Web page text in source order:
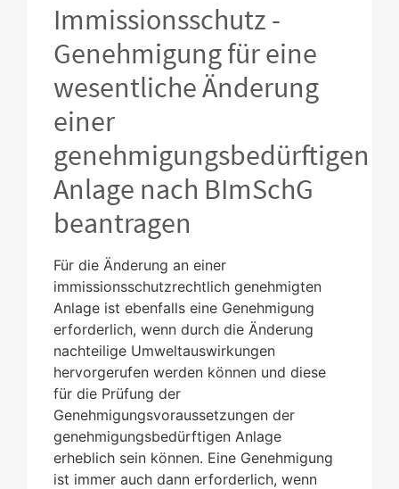
Immissionsschutz -
Genehmigung für eine
wesentliche Änderung
einer
genehmigungsbedürftigen
Anlage nach BImSchG
beantragen
Für die Änderung an einer
immissionsschutzrechtlich genehmigten
Anlage ist ebenfalls eine Genehmigung
erforderlich, wenn durch die Änderung
nachteilige Umweltauswirkungen
hervorgerufen werden können und diese
für die Prüfung der
Genehmigungsvoraussetzungen der
genehmigungsbedürftigen Anlage
erheblich sein können. Eine Genehmigung
ist immer auch dann erforderlich, wenn